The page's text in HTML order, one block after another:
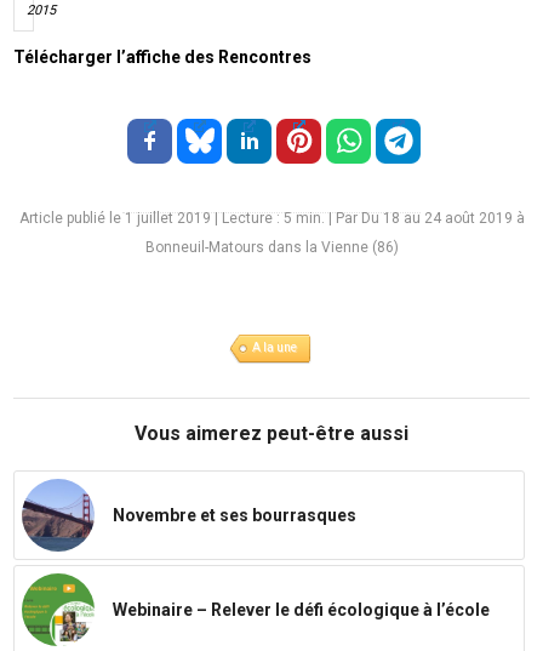
2015
Télécharger l’affiche des Rencontres
Article publié le 1 juillet 2019|Lecture : 5 min. | Par Du 18 au 24 août 2019 à
Bonneuil-Matours dans la Vienne (86)
A la une
Vous aimerez peut-être aussi
Novembre et ses bourrasques
Webinaire – Relever le défi écologique à l’école